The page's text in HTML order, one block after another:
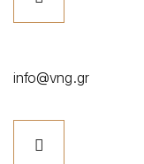
info@vng.gr